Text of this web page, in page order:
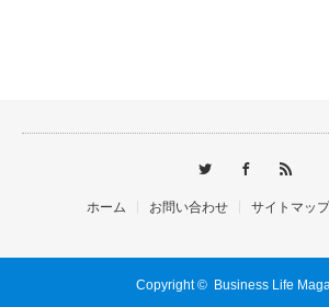
ホーム お問い合わせ サイトマップ
Copyright © Business Life